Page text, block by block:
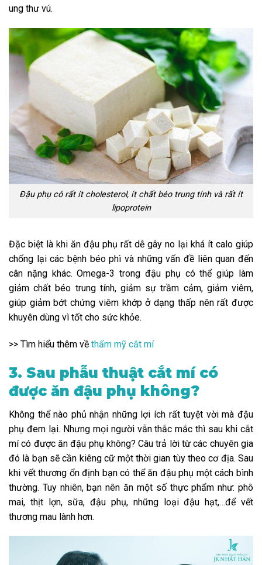
ung thư vú.
Đậu phụ có rất ít cholesterol, ít chất béo trung tính và rất ít
lipoprotein
Đặc biệt là khi ăn đậu phụ rất dễ gây no lại khá ít calo giúp
chống lại các bệnh béo phì và những vấn đề liên quan đến
cân nặng khác. Omega-3 trong đậu phụ có thể giúp làm
giảm chất béo trung tính, giảm sự trầm cảm, giảm viêm,
giúp giảm bớt chứng viêm khớp ở dạng thấp nên rất được
khuyên dùng vì tốt cho sức khỏe.
>> Tìm hiểu thêm về thẩm mỹ cắt mí
3. Sau phẫu thuật cắt mí có
được ăn đậu phụ không?
Không thể nào phủ nhận những lợi ích rất tuyệt vời mà đậu
phụ đem lại. Nhưng mọi người vẫn thắc mắc thì sau khi cắt
mí có được ăn đậu phụ không? Câu trả lời từ các chuyên gia
đó là bạn sẽ cần kiêng cữ một thời gian tùy theo cơ địa. Sau
khi vết thương ổn định bạn có thể ăn đậu phụ một cách bình
thường. Tuy nhiên, bạn nên ăn một số thực phẩm như: phô
mai, thịt lợn, sữa, đậu phụ, những loại đậu hạt,…để vết
thương mau lành hơn.